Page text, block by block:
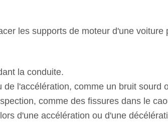
les supports de moteur d'une
la conduite.
de l'accélération, comme un bruit sourd
comme des fissures dans le
d'une accélération ou d'une